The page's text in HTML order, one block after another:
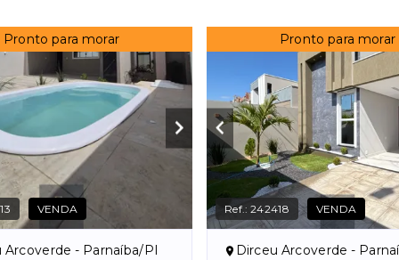
Pronto para morar
VENDA
Arcoverde - Parnaíba/PI
Pronto para morar
Ref.:242418 VENDA
Dirceu Arcoverde -